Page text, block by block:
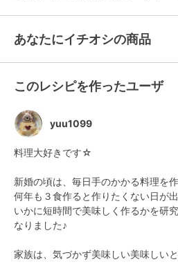
あなたにイチオシの商品
このレシピを作ったユーザ
yuu1099
料理大好きです☆
新婚の頃は、毎日手のかかる料理を
何年も３食作ると作りたくない日が
いかに短時間で美味しく作るかを研
なりました♪
家族は、気づかず美味しい美味し